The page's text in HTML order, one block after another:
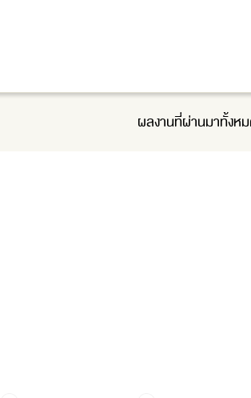
ผลงานที่ผ่านมาทั้งห